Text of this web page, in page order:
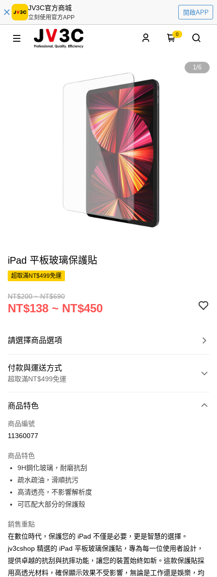
JV3C官方商城
立刻使用官方APP
開啟APP
0
1/6
iPad 平板玻璃保護貼
超取滿NT$499免運
NT$200 ~ NT$690
NT$138 ~ NT$450
請選擇商品選項
付款與運送方式
超取滿NT$499免運
信用卡一次付款
超商取貨付款
Apple Pay
街口支付
AFTEE先享後付
【關於「AFTEE先享後付」】
AFTEE先享後付是「在收到商品之後才付款」的支付方式。 讓您購物簡單
便利好安心！
１．簡單：不需註冊會員、不需綁卡、不需儲值。
２．便利：只要手機號碼，簡訊認證，即可結帳。
３．安心：先確認商品／服務後，再付款。
ATM付款
全家取貨付款
商品特色
商品編號
11360077
商品特色
9H鋼化玻璃，耐磨抗刮
疏水疏油，滑順抗污
高清透亮，不影響解析度
可匹配大部分的保護殼
銷售重點
在數位時代，保護您的 iPad 不僅是必要，更是智慧的選擇。
jv3cshop 精選的 iPad 平板玻璃保護貼，專為每一位使用者設計，
提供卓越的抗刮與抗摔功能，讓您的裝置始終如新。這款保護貼採
用高透光材料，確保顯示效果不受影響，無論是工作還是娛樂，均